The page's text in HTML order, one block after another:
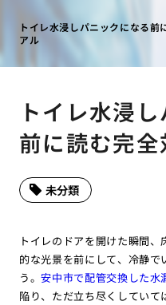
トイレ水浸しパニックになる前
アル
トイレ水浸
前に読む完
未分類
トイレのドアを開けた瞬間
的な光景を前にして、冷静
う。安中市で配管交換した水
陥り、ただ立ち尽くしてい